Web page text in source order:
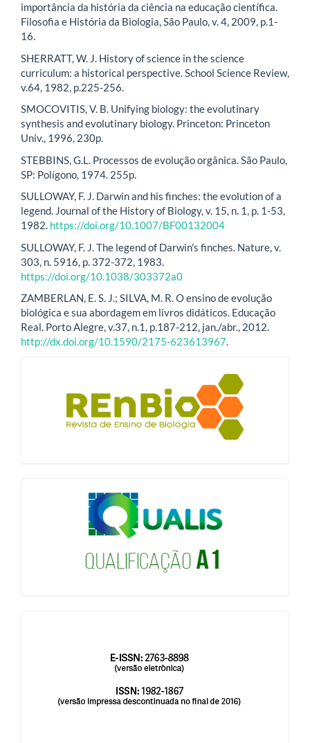
importância da história da ciência na educação científica.
Filosofia e História da Biologia, São Paulo, v. 4, 2009, p.1-
16.
SHERRATT, W. J. History of science in the science
curriculum: a historical perspective. School Science Review,
v.64, 1982, p.225-256.
SMOCOVITIS, V. B. Unifying biology: the evolutinary
synthesis and evolutinary biology. Princeton: Princeton
Univ., 1996, 230p.
STEBBINS, G.L. Processos de evolução orgânica. São Paulo,
SP: Polígono, 1974. 255p.
SULLOWAY, F. J. Darwin and his finches: the evolution of a
legend. Journal of the History of Biology, v. 15, n. 1, p. 1-53,
1982. https://doi.org/10.1007/BF00132004
SULLOWAY, F. J. The legend of Darwin's finches. Nature, v.
303, n. 5916, p. 372-372, 1983.
https://doi.org/10.1038/303372a0
ZAMBERLAN, E. S. J.; SILVA, M. R. O ensino de evolução
biológica e sua abordagem em livros didáticos. Educação
Real. Porto Alegre, v.37, n.1, p.187-212, jan./abr., 2012.
http://dx.doi.org/10.1590/2175-623613967.